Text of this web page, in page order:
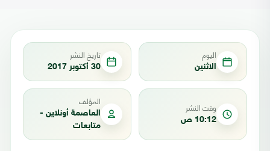
اليوم
الاثنين
تاريخ النشر
30 أكتوبر 2017
وقت النشر
10:12 ص
المؤلف
العاصمة أونلاين -
متابعات